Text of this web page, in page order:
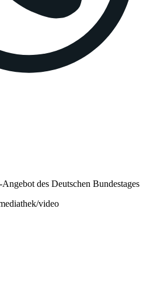
des Deutschen Bundestages
video